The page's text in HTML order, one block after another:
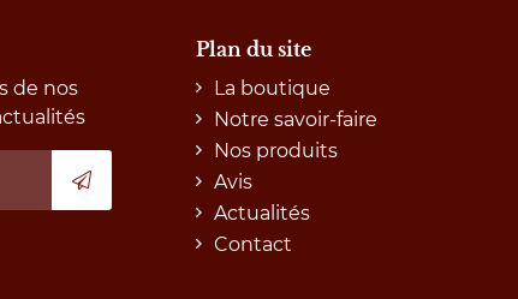
de nos
Plan du site
La boutique
Notre savoir-faire
Nos produits
Avis
Actualités
Contact